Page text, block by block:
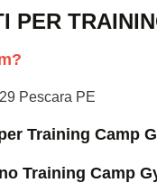
PER
Pescara PE
Training Camp
Training Camp